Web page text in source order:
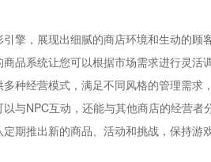
，展现出细腻的商店环境和生动的顾
系统让您可以根据市场需求进行灵活调
经营模式，满足不同风格的管理需求
NPC互动，还能与其他商店的经营者
推出新的商品、活动和挑战，保持游